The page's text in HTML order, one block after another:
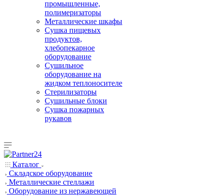
промышленные,
полимеризаторы
Металлические шкафы
Сушка пищевых
продуктов,
хлебопекарное
оборудование
Сушильное
оборудование на
жидком теплоносителе
Стерилизаторы
Сушильные блоки
Сушка пожарных
рукавов
Каталог
Складское оборудование
Металлические стеллажи
Оборудование из нержавеющей